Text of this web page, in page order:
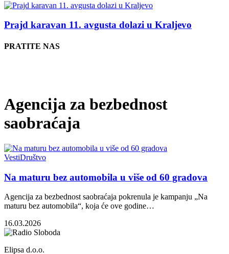
Prajd karavan 11. avgusta dolazi u Kraljevo
PRATITE NAS
Agencija za bezbednost
saobraćaja
VestiDruštvo
Na maturu bez automobila u više od 60 gradova
Agencija za bezbednost saobraćaja pokrenula je kampanju „Na
maturu bez automobila“, koja će ove godine…
16.03.2026
Elipsa d.o.o.